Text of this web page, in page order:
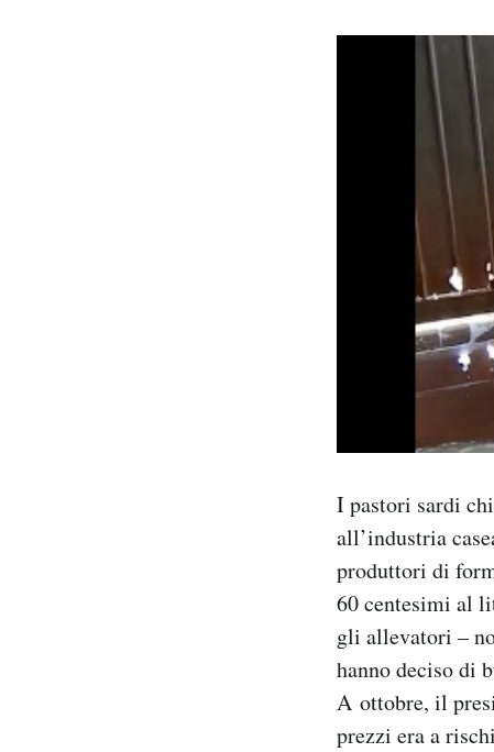
I pastori sardi
all’industria
produttori di
60 centesimi al
gli allevatori –
hanno deciso di
A ottobre, il
prezzi era a